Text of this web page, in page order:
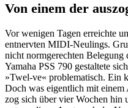
Von einem der
Vor wenigen Tagen erreichte
entnervten MIDI-Neulings.
nicht normgerechten
Yamaha PSS 790 gestaltete
»Twel-ve« problematisch. Ein
Doch was eigentlich mit
zog sich über vier Wochen hin